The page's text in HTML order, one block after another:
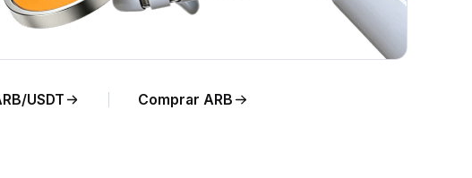
USDT Comprar ARB